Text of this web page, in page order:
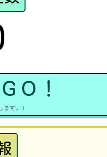
Ｏ！
ます。）